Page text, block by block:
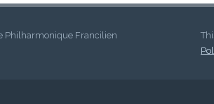
Philharmonique Francilien